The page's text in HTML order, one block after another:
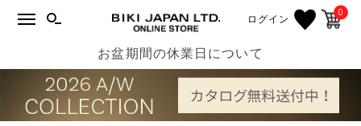
ログイン 0
お盆期間の休業日について